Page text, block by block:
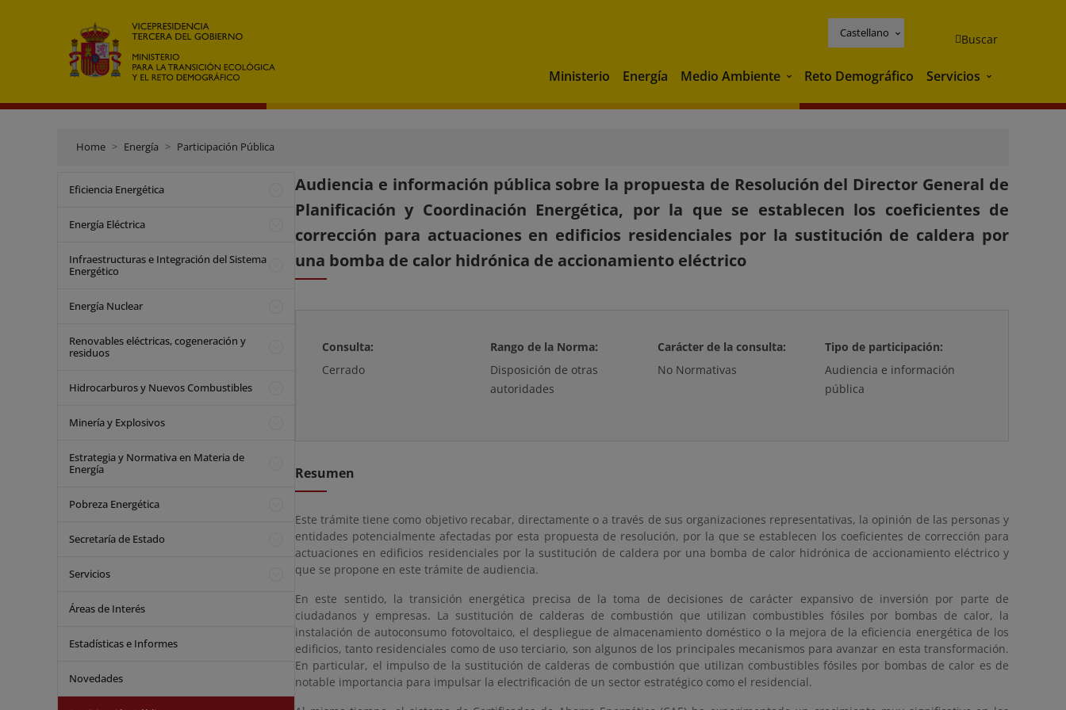
Castellano Buscar
Ministerio Energía Medio Ambiente Medio Ambiente
Reto Demográfico Servicios Servicios
Home Energía Participación Pública
Eficiencia Energética
Energía Eléctrica
Infraestructuras e Integración del Sistema
Energético
Energía Nuclear
Renovables eléctricas, cogeneración y
residuos
Hidrocarburos y Nuevos Combustibles
Minería y Explosivos
Estrategia y Normativa en Materia de
Energía
Pobreza Energética
Secretaría de Estado
Servicios
Áreas de Interés
Estadísticas e Informes
Novedades
Audiencia e información pública sobre la propuesta de Resolución del Director General de
Planificación y Coordinación Energética, por la que se establecen los coeficientes de
corrección para actuaciones en edificios residenciales por la sustitución de caldera por
una bomba de calor hidrónica de accionamiento eléctrico
Consulta:
Cerrado
Rango de la Norma:
Disposición de otras
autoridades
Carácter de la consulta:
No Normativas
Tipo de participación:
Audiencia e información
pública
Resumen
Este trámite tiene como objetivo recabar, directamente o a través de sus organizaciones representativas, la opinión de las personas y
entidades potencialmente afectadas por esta propuesta de resolución, por la que se establecen los coeficientes de corrección para
actuaciones en edificios residenciales por la sustitución de caldera por una bomba de calor hidrónica de accionamiento eléctrico y
que se propone en este trámite de audiencia.
En este sentido, la transición energética precisa de la toma de decisiones de carácter expansivo de inversión por parte de
ciudadanos y empresas. La sustitución de calderas de combustión que utilizan combustibles fósiles por bombas de calor, la
instalación de autoconsumo fotovoltaico, el despliegue de almacenamiento doméstico o la mejora de la eficiencia energética de los
edificios, tanto residenciales como de uso terciario, son algunos de los principales mecanismos para avanzar en esta transformación.
En particular, el impulso de la sustitución de calderas de combustión que utilizan combustibles fósiles por bombas de calor es de
notable importancia para impulsar la electrificación de un sector estratégico como el residencial.